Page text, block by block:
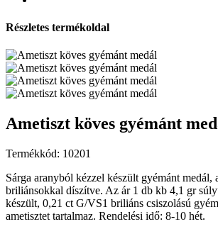
Részletes termékoldal
Ametiszt köves gyémánt
Termékkód: 10201
Sárga aranyból kézzel készült gyémánt medál,
briliánsokkal díszítve. Az ár 1 db kb 4,1 gr
készült, 0,21 ct G/VS1 briliáns csiszolású
ametisztet tartalmaz. Rendelési idő: 8-10 hét.